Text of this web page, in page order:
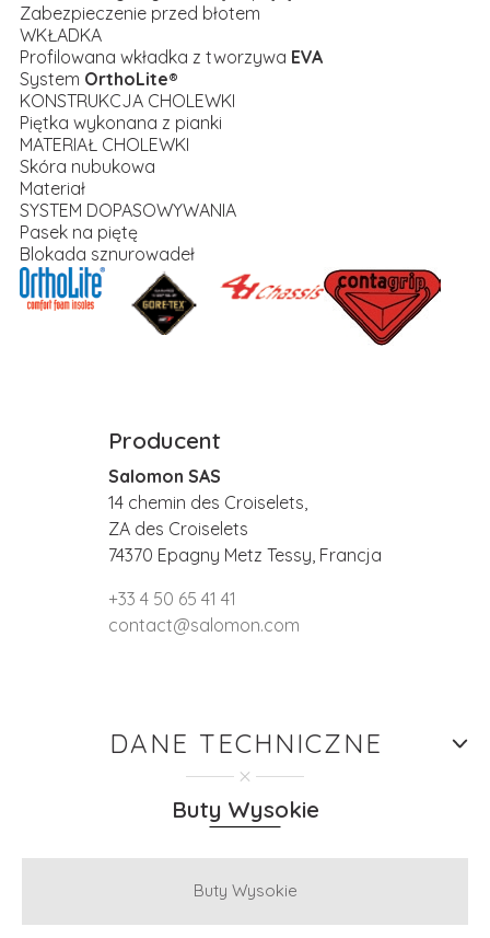
Zabezpieczenie przed błotem
WKŁADKA
Profilowana wkładka z tworzywa EVA
System OrthoLite®
KONSTRUKCJA CHOLEWKI
Piętka wykonana z pianki
MATERIAŁ CHOLEWKI
Skóra nubukowa
Materiał
SYSTEM DOPASOWYWANIA
Pasek na piętę
Blokada sznurowadeł
Producent
Salomon SAS
14 chemin des Croiselets,
ZA des Croiselets
74370 Epagny Metz Tessy, Francja
+33 4 50 65 41 41
contact@salomon.com
DANE TECHNICZNE
Buty Wysokie
Buty Wysokie